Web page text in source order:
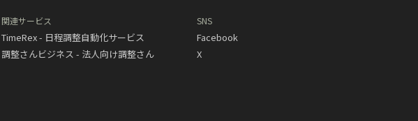
関連サービス
TimeRex - 日程調整自動化サービス
調整さんビジネス - 法人向け調整さん
SNS
Facebook
X